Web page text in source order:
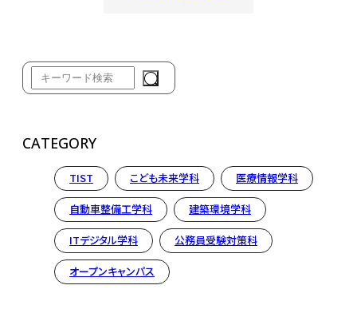
CATEGORY
TIST こども未来学科 医療情報学科
自動車整備工学科 建築環境学科
ITデジタル学科 公務員受験対策科
オープンキャンパス